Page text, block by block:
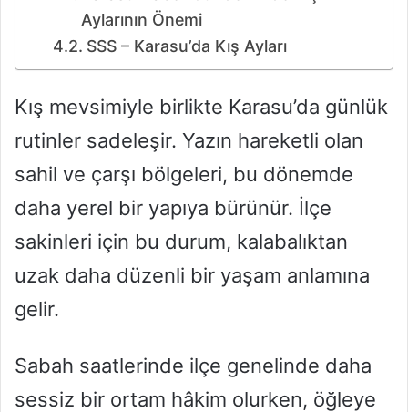
Aylarının Önemi
SSS – Karasu’da Kış Ayları
Kış mevsimiyle birlikte Karasu’da günlük
rutinler sadeleşir. Yazın hareketli olan
sahil ve çarşı bölgeleri, bu dönemde
daha yerel bir yapıya bürünür. İlçe
sakinleri için bu durum, kalabalıktan
uzak daha düzenli bir yaşam anlamına
gelir.
Sabah saatlerinde ilçe genelinde daha
sessiz bir ortam hâkim olurken, öğleye